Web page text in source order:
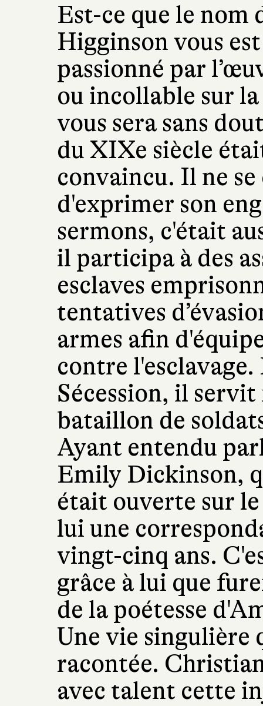
Est-ce que le nom
Higginson vous
passionné par
ou incollable sur
vous sera sans
du XIXe siècle
convaincu. Il ne
d'exprimer son
sermons, c'était
il participa à des
esclaves
tentatives
armes afin
contre
Sécession, il
bataillon de
Ayant entendu
Emily Dickinson,
était ouverte sur
lui une
vingt-cinq ans.
grâce à lui que
de la poétesse
Une vie
racontée.
avec talent cette